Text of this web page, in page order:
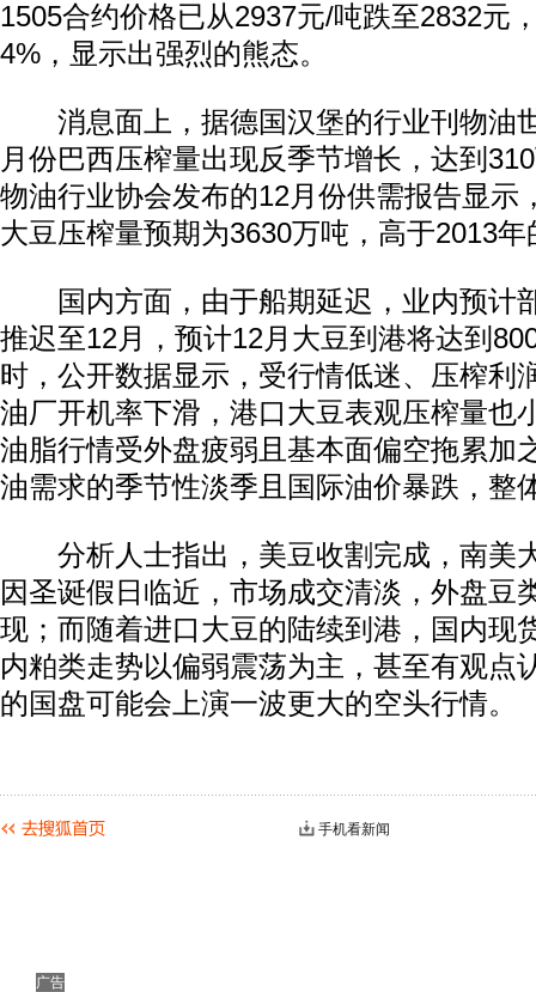
1505合约价格已从2937元/吨跌至2832元
4%，显示出强烈的熊态。
消息面上，据德国汉堡的行业刊物油
月份巴西压榨量出现反季节增长，达到
物油行业协会发布的12月份供需报告显示
大豆压榨量预期为3630万吨，高于2013
国内方面，由于船期延迟，业内预计
推迟至12月，预计12月大豆到港将达到
时，公开数据显示，受行情低迷、压榨利
油厂开机率下滑，港口大豆表观压榨量也
油脂行情受外盘疲弱且基本面偏空拖累加
油需求的季节性淡季且国际油价暴跌，整
分析人士指出，美豆收割完成，南美
因圣诞假日临近，市场成交清淡，外盘豆
现；而随着进口大豆的陆续到港，国内现
内粕类走势以偏弱震荡为主，甚至有观点
的国盘可能会上演一波更大的空头行情。
手机看新闻
广告